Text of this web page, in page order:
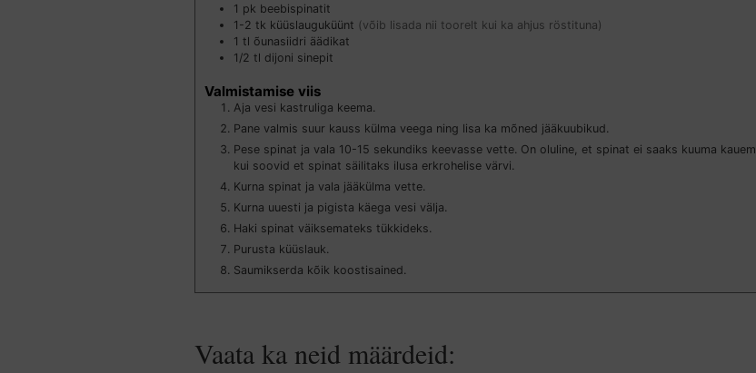
1 pk beebispinatit
1-2 tk küüslauguküünt (võib lisada nii toorelt kui ka ahjus röstituna)
1 tl õunasiidri äädikat
1/2 tl dijoni sinepit
Valmistamise viis
Aja vesi kastruliga keema.
Pane valmis suur kauss külma veega ning lisa ka mõned jääkuubikud.
Pese spinat ja vala 10-15 sekundiks keevasse vette. On oluline, et spinat ei saaks kuuma kauem
kui soovid et spinat säilitaks ilusa erkrohelise värvi.
Kurna spinat ja vala jääkülma vette.
Kurna uuesti ja pigista käega vesi välja.
Haki spinat väiksemateks tükkideks.
Purusta küüslauk.
Saumikserda kõik koostisained.
Vaata ka neid määrdeid: